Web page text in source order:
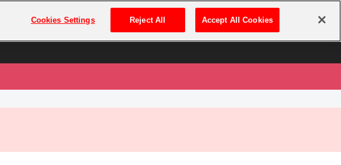
プレミアム会員とは ログイン・新規登録
Cookies Settings Reject All Accept All Cookies